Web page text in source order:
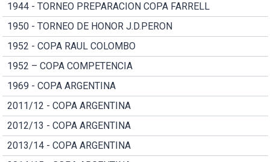
1944 - TORNEO PREPARACION COPA FARRELL
1950 - TORNEO DE HONOR J.D.PERON
1952 - COPA RAUL COLOMBO
1952 – COPA COMPETENCIA
1969 - COPA ARGENTINA
2011/12 - COPA ARGENTINA
2012/13 - COPA ARGENTINA
2013/14 - COPA ARGENTINA